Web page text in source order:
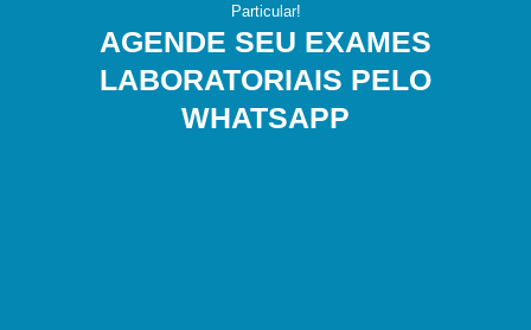
Particular!
AGENDE SEU EXAMES
LABORATORIAIS PELO
WHATSAPP